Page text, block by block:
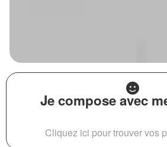
Je compose avec
Cliquez ici pour trouver vos